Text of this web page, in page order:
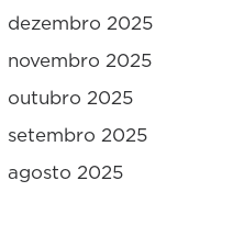
dezembro 2025
novembro 2025
outubro 2025
setembro 2025
agosto 2025